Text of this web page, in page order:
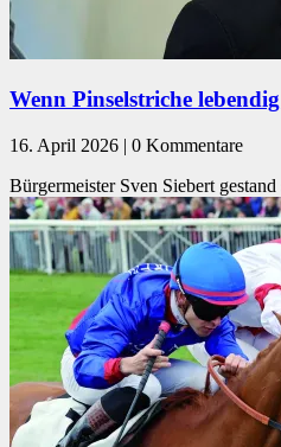
Wenn Pinselstriche
16. April 2026 | 0 Kommentare
Bürgermeister Sven Siebert